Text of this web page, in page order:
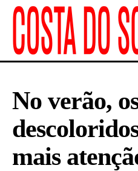
No verão,
mais